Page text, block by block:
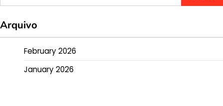
for:
Arquivo
February 2026
January 2026